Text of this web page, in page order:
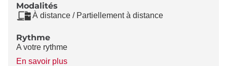
Modalités
À distance / Partiellement à distance
Rythme
A votre rythme
En savoir plusà